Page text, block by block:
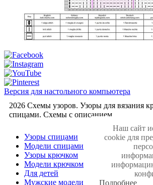
Версия для настольного компьютера
2026 Схемы узоров. Узоры для вязания
спицами. Cхемы с описанием.
Узоры спицами
Модели спицами
Узоры крючком
Модели крючком
Для детей
Мужские модели
Наш сайт
cookie для
Подробнее